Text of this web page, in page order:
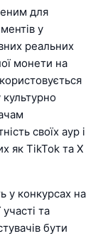
для
у
реальних
монети на
своїх аур і
як TikTok та X
у конкурсах на
та
бути